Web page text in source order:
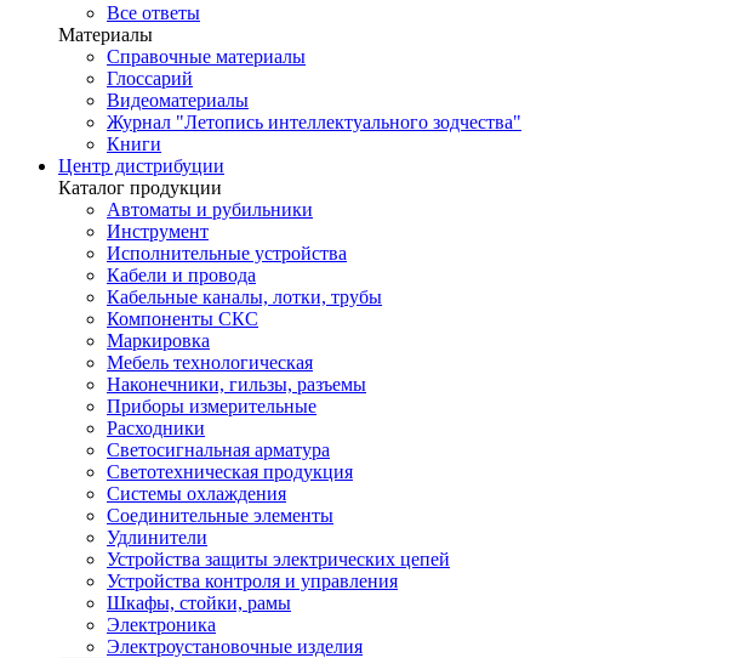
Все ответы
Материалы
Справочные материалы
Глоссарий
Видеоматериалы
Журнал "Летопись интеллектуального зодчества"
Книги
Центр дистрибуции
Каталог продукции
Автоматы и рубильники
Инструмент
Исполнительные устройства
Кабели и провода
Кабельные каналы, лотки, трубы
Компоненты СКС
Маркировка
Мебель технологическая
Наконечники, гильзы, разъемы
Приборы измерительные
Расходники
Светосигнальная арматура
Светотехническая продукция
Системы охлаждения
Соединительные элементы
Удлинители
Устройства защиты электрических цепей
Устройства контроля и управления
Шкафы, стойки, рамы
Электроника
Электроустановочные изделия